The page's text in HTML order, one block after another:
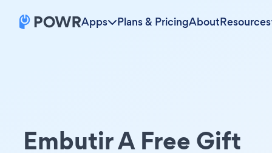
Apps Plans & PricingAboutResources
Embutir A Free Gift